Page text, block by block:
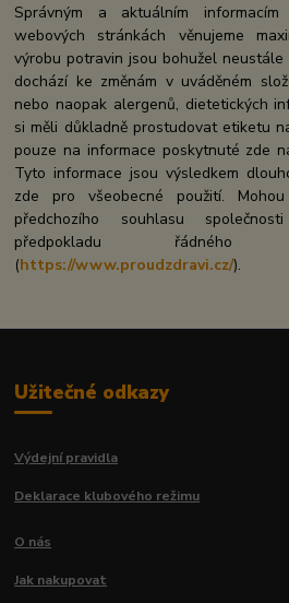
Správným a aktuálním
webových stránkách věnujeme
výrobu potravin jsou bohužel
dochází ke změnám v uváděném
nebo naopak alergenů, dietetických
si měli důkladně prostudovat etiketu
pouze na informace poskytnuté zde
Tyto informace jsou výsledkem
zde pro všeobecné použití.
předchozího souhlasu
předpokladu
(https://www.proudzdravi.cz/).
Užitečné odkazy
Výdejní pravidla
Deklarace klubového režimu
O nás
Jak nakupovat